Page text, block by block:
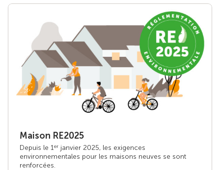
Maison RE2025
Depuis le 1er janvier 2025, les exigences
environnementales pour les maisons neuves se sont
renforcées.